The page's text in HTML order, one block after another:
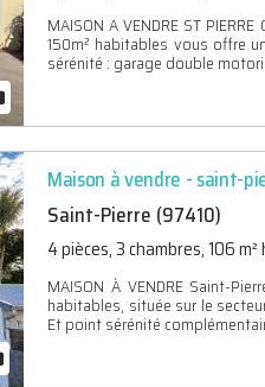
MAISON A VENDRE ST
150m² habitables vous offre
sérénité : garage double
Maison à vendre - saint-
Saint-Pierre (97410)
4 pièces, 3 chambres, 106
MAISON À VENDRE Saint-
habitables, située sur le
Et point sérénité